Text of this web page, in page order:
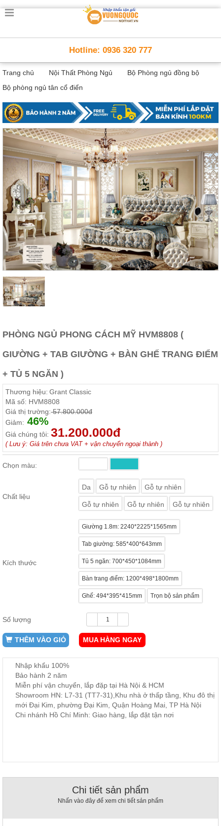
Trang
Thông
Minh
Nội
thất
minh
Nội
Thất
Trẻ
Em
Giường
tầng,
bàn
học, tủ
sách
Nội
Thất
Phòng
Khách
Sofa,
tủ
Bàn
trà...
Nội
Phòng
ngủ, tủ
trang
Nội
Thất
Phòng
Ăn
Bàn
ăn,
ghế
ăn,
Nội
ban
Kiện
Trang
Trí
Nội
Thất
Nhà
Hotline: 0936 320 777
Trang chủ Nội Thất Phòng Ngủ
Bộ Phòng ngủ đồng bộ
Bộ phòng ngủ tân cổ điển
PHÒNG NGỦ PHONG CÁCH MỸ HVM8808 (
GIƯỜNG + TAB GIƯỜNG + BÀN GHẾ TRANG ĐIỂM
+ TỦ 5 NGĂN )
Thương hiệu: Grant Classic
Mã số: HVM8808
Giá thị trường:57.800.000đ
Giảm: 46%
Giá chúng tôi: 31.200.000đ
( Lưu ý: Giá trên chưa VAT + vận chuyển ngoại thành )
Chọn màu:
Chất liệu
Da Gỗ tự nhiên Gỗ tự nhiên
Gỗ tự nhiên Gỗ tự nhiên Gỗ tự nhiên
Kích thước
Giường 1.8m: 2240*2225*1565mm
Tab giường: 585*400*643mm
Tủ 5 ngăn: 700*450*1084mm
Bàn trang điểm: 1200*498*1800mm
Ghế: 494*395*415mm Trọn bộ sản phẩm
Số lượng
THÊM VÀO GIỎ MUA HÀNG NGAY
Nhập khẩu 100%
Bảo hành 2 năm
Miễn phí vận chuyển, lắp đặp tại Hà Nội & HCM
Showroom HN: L7-31 (TT7-31),Khu nhà ở thấp tầng, Khu đô thị
mới Đại Kim, phường Đại Kim, Quận Hoàng Mai, TP Hà Nội
Chi nhánh Hồ Chí Minh: Giao hàng, lắp đặt tận nơi
Chi tiết sản phẩm
Nhấn vào đây để xem chi tiết sản phẩm